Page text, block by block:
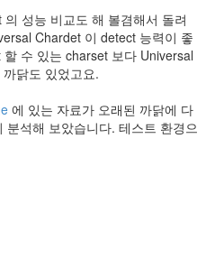
성능 비교도 해 볼겸해서 돌려
Chardet 이 detect 능력이 좋
수 있는 charset 보다 Universal
닭도 있었고요.
에 있는 자료가 오래된 까닭에 다
석해 보았습니다. 테스트 환경으